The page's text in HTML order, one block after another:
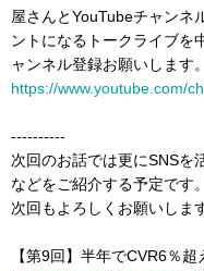
屋さんとYouTubeチャンネ
ントになるトークライブを
ャンネル登録お願いします。
https://www.youtube.com/
----------
次回のお話では更にSNSを
などをご紹介する予定です。
次回もよろしくお願いしま
【第9回】半年でCVR6％